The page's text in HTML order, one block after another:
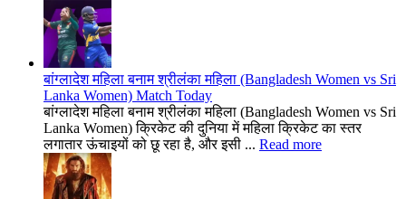
बांग्लादेश महिला बनाम श्रीलंका महिला (Bangladesh Women vs Sri
Lanka Women) Match Today
बांग्लादेश महिला बनाम श्रीलंका महिला (Bangladesh Women vs Sri
Lanka Women) क्रिकेट की दुनिया में महिला क्रिकेट का स्तर
लगातार ऊंचाइयों को छू रहा है, और इसी ... Read more